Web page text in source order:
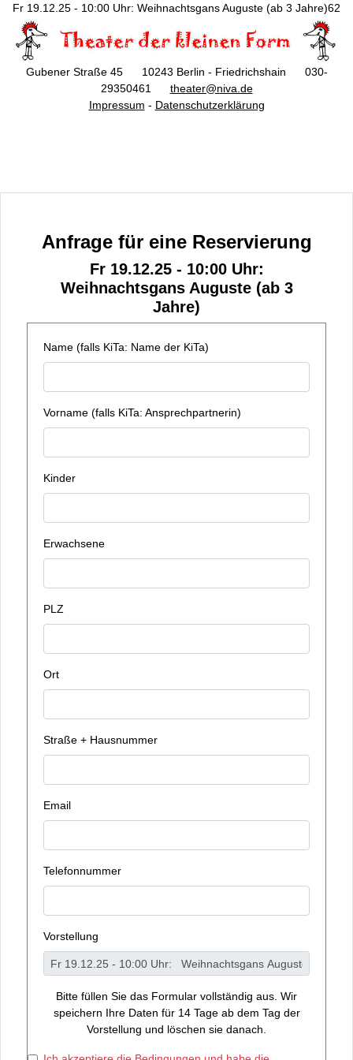
Fr 19.12.25 - 10:00 Uhr: Weihnachtsgans Auguste (ab 3 Jahre)62
Gubener Straße 45 10243 Berlin - Friedrichshain 030-
29350461 theater@niva.de
Impressum - Datenschutzerklärung
Anfrage für eine Reservierung
Fr 19.12.25 - 10:00 Uhr:
Weihnachtsgans Auguste (ab 3
Jahre)
Name (falls KiTa: Name der KiTa)
Vorname (falls KiTa: Ansprechpartnerin)
Kinder
Erwachsene
PLZ
Ort
Straße + Hausnummer
Email
Telefonnummer
Vorstellung
Bitte füllen Sie das Formular vollständig aus. Wir
speichern Ihre Daten für 14 Tage ab dem Tag der
Vorstellung und löschen sie danach.